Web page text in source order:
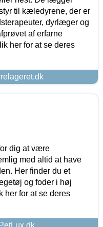
til kæledyrene, der er
dyrlæger og
af erfarne
her for at se deres
dig at være
med altid at have
Her finder du et
og foder i høj
her for at se deres